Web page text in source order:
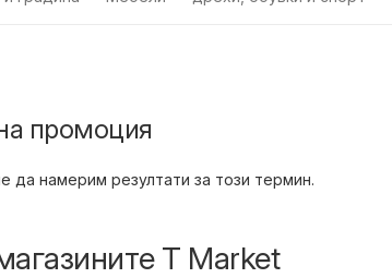
промоция
да намерим резултати за този термин.
T Market